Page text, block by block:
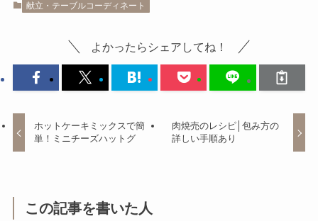
献立・テーブルコーディネート
よかったらシェアしてね！
ホットケーキミックスで簡
単！ミニチーズハットグ
肉焼売のレシピ│包み方の
詳しい手順あり
この記事を書いた人